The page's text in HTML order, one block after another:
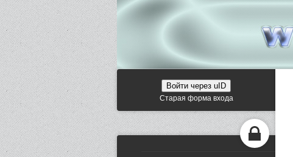
Войти через uID
Старая форма входа